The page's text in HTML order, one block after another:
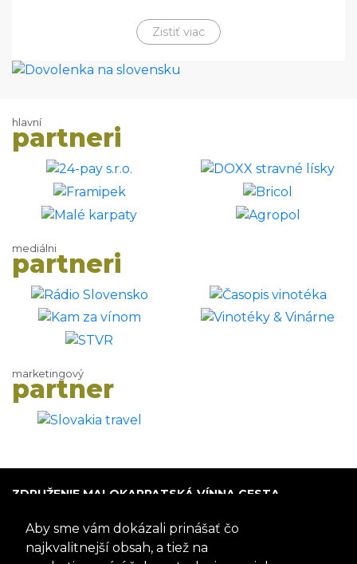
Aby sme vám dokázali prinášať čo
najkvalitnejší obsah, a tiež na
Zistiť viac
hlavní
partneri
mediálni
partneri
marketingový
partner
ZDRUŽENIE MALOKARPATSKÁ VÍNNA CESTA
900 01 Modra
Slovensko